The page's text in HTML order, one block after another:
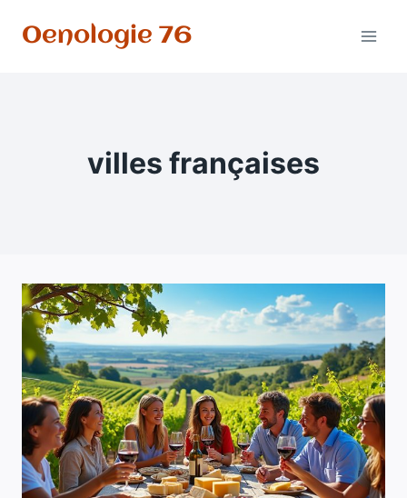
Oenologie 76
villes françaises